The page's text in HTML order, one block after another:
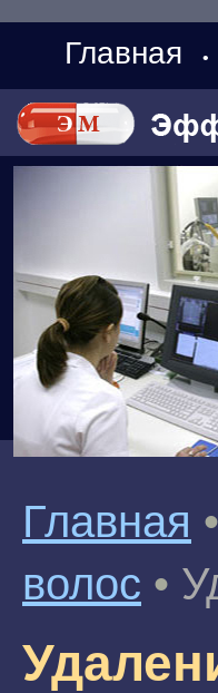
Главная
Главная •
волос •